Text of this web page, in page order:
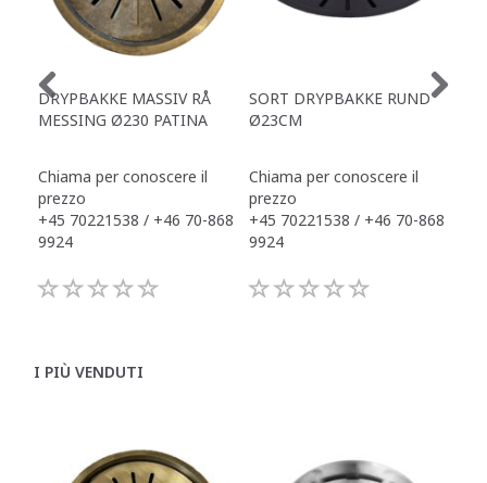
DRYPBAKKE MASSIV RÅ
MESSING Ø230 PATINA
Chiama per conoscere il
prezzo
+45 70221538 / +46 70-868
9924
SORT DRYPBAKKE RUND
Ø23CM
Chiama per conoscere il
prezzo
+45 70221538 / +46 70-868
9924
I PIÙ VENDUTI